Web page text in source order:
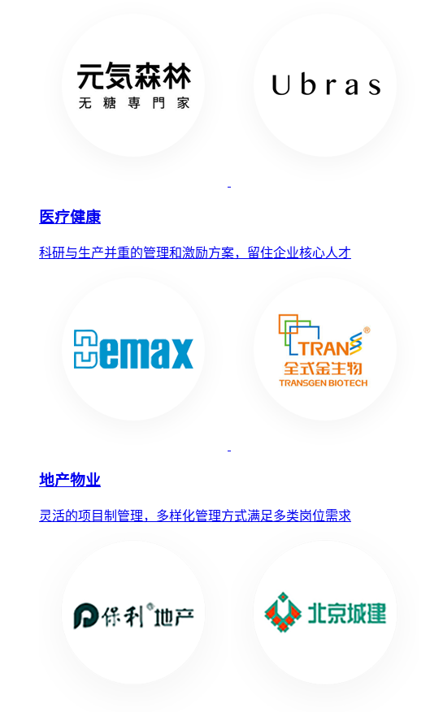
医疗健康
科研与生产并重的管理和激励方案，留住企业核心人才
地产物业
灵活的项目制管理，多样化管理方式满足多类岗位需求